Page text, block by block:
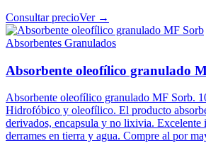
Consultar precioVer →
Absorbentes Granulados
Absorbente oleofílico granulado
Absorbente oleofílico granulado MF Sorb.
Hidrofóbico y oleofílico. El producto
derivados, encapsula y no lixivia. Excelente
derrames en tierra y agua. Compre al por